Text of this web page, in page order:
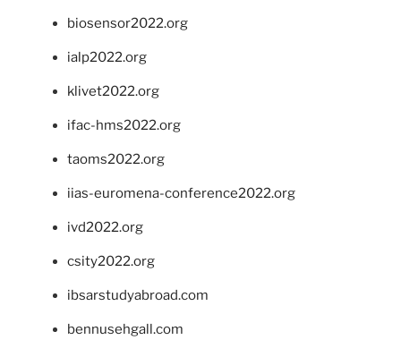
biosensor2022.org
ialp2022.org
klivet2022.org
ifac-hms2022.org
taoms2022.org
iias-euromena-conference2022.org
ivd2022.org
csity2022.org
ibsarstudyabroad.com
bennusehgall.com